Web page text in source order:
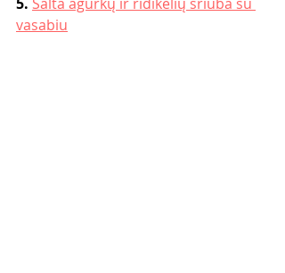
5. Šalta agurkų ir ridikėlių sriuba su
vasabiu